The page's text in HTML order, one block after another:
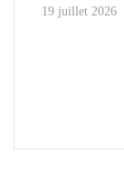
19 juillet 2026